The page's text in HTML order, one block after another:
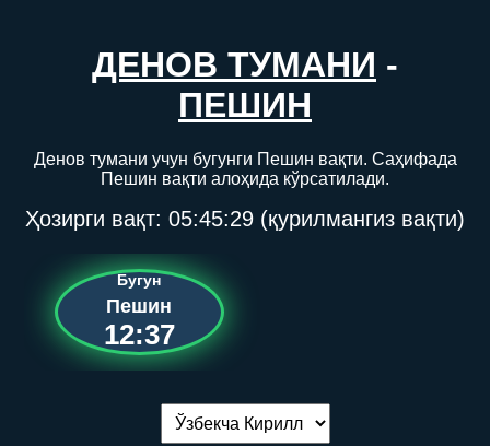
ДЕНОВ ТУМАНИ -
ПЕШИН
Денов тумани учун бугунги Пешин вақти. Саҳифада
Пешин вақти алоҳида кўрсатилади.
Ҳозирги вақт: 05:45:29 (қурилмангиз вақти)
Бугун
Пешин
12:37
Тилни алмаштириш: